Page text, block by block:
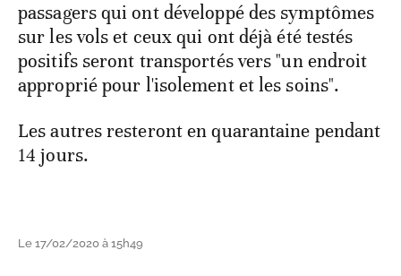
passagers qui ont développé des symptômes
sur les vols et ceux qui ont déjà été testés
positifs seront transportés vers "un endroit
approprié pour l'isolement et les soins".
Les autres resteront en quarantaine pendant
14 jours.
Le 17/02/2020 à 15h49